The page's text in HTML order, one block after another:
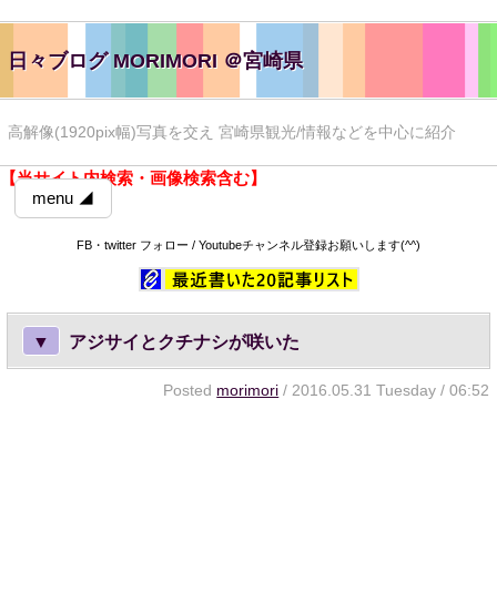
日々ブログ MORIMORI ＠宮崎県
高解像(1920pix幅)写真を交え 宮崎県観光/情報などを中心に紹介
【当サイト内検索・画像検索含む】
menu ◢
FB・twitter フォロー / Youtubeチャンネル登録お願いします(^^)
▼ アジサイとクチナシが咲いた
Posted morimori / 2016.05.31 Tuesday / 06:52